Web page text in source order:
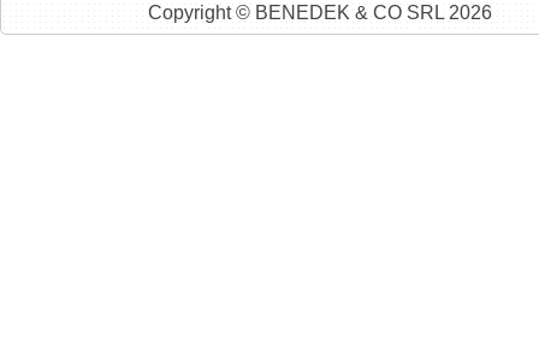
Copyright © BENEDEK & CO SRL 2026